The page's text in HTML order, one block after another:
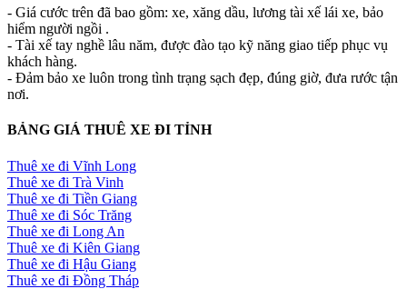
- Giá cước trên đã bao gồm: xe, xăng dầu, lương tài xế lái xe, bảo
hiểm người ngồi .
- Tài xế tay nghề lâu năm, được đào tạo kỹ năng giao tiếp phục vụ
khách hàng.
- Đảm bảo xe luôn trong tình trạng sạch đẹp, đúng giờ, đưa rước tận
nơi.
BẢNG GIÁ THUÊ XE ĐI TỈNH
Thuê xe đi Vĩnh Long
Thuê xe đi Trà Vinh
Thuê xe đi Tiền Giang
Thuê xe đi Sóc Trăng
Thuê xe đi Long An
Thuê xe đi Kiên Giang
Thuê xe đi Hậu Giang
Thuê xe đi Đồng Tháp